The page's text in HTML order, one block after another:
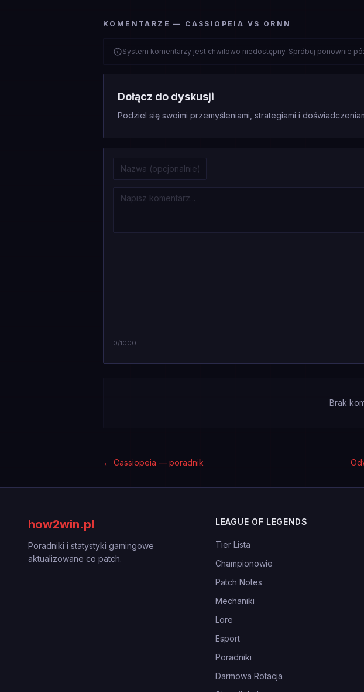
KOMENTARZE — CASSIOPEIA VS ORNN
System komentarzy jest chwilowo niedostępny. Spróbuj ponownie
Dołącz do dyskusji
Podziel się swoimi przemyśleniami, strategiami i
0/1000
Brak
← Cassiopeia — poradnik
how2win.pl
Poradniki i statystyki gamingowe
aktualizowane co patch.
LEAGUE OF LEGENDS
Tier Lista
Championowie
Patch Notes
Mechaniki
Lore
Esport
Poradniki
Darmowa Rotacja